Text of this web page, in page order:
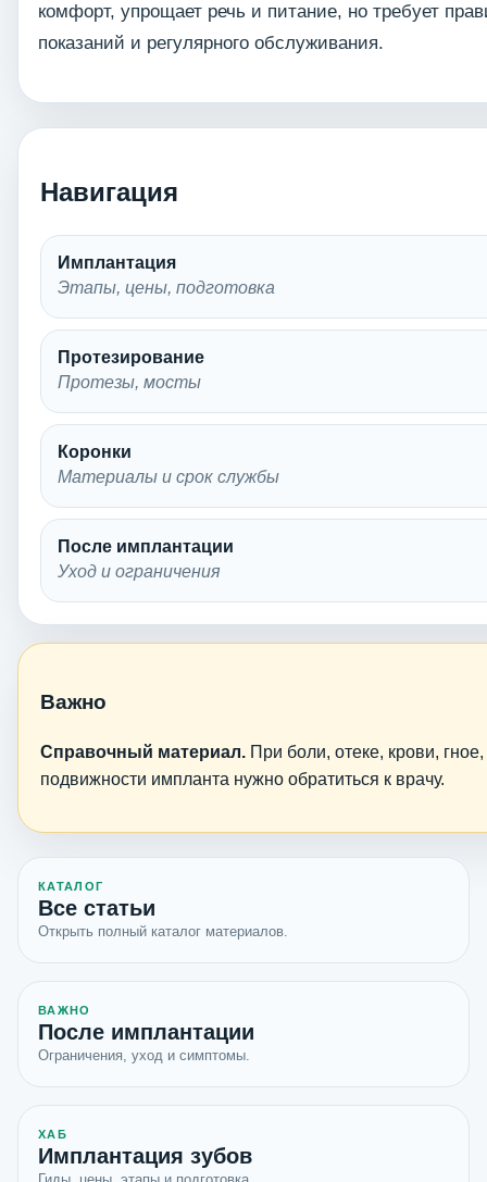
комфорт, упрощает речь и питание, но требует
показаний и регулярного обслуживания.
Навигация
Имплантация
Этапы, цены, подготовка
Протезирование
Протезы, мосты
Коронки
Материалы и срок службы
После имплантации
Уход и ограничения
Важно
Справочный материал. При боли, отеке, крови,
подвижности импланта нужно обратиться к врачу.
КАТАЛОГ
Все статьи
Открыть полный каталог материалов.
ВАЖНО
После имплантации
Ограничения, уход и симптомы.
ХАБ
Имплантация зубов